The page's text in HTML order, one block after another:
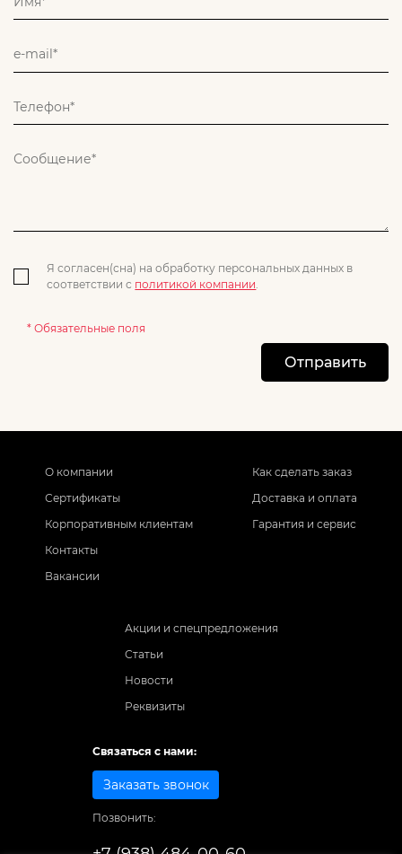
Я согласен(сна) на обработку персональных данных в
соответствии с политикой компании
* Обязательные поля
Отправить
О компании
Сертификаты
Корпоративным клиентам
Контакты
Вакансии
Как сделать заказ
Доставка и оплата
Гарантия и сервис
Акции и спецпредложения
Статьи
Новости
Реквизиты
Связаться с нами:
Заказать звонок
Позвонить: